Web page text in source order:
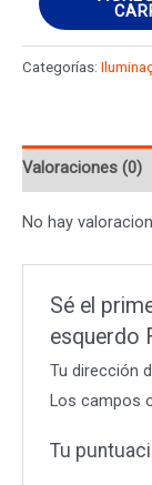
diurno
esquerdo
FORD
(DAW,
cantidad
Categorías:
Valoraciones (0)
No hay
Sé el
esquerdo
Tu dirección
Los campos
Tu